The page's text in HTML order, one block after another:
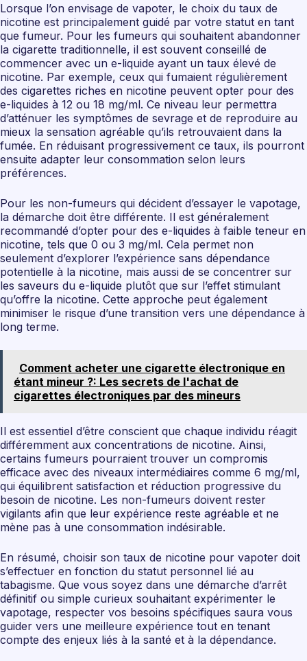
Lorsque l’on envisage de vapoter, le choix du taux de
nicotine est principalement guidé par votre statut en tant
que fumeur. Pour les fumeurs qui souhaitent abandonner
la cigarette traditionnelle, il est souvent conseillé de
commencer avec un e-liquide ayant un taux élevé de
nicotine. Par exemple, ceux qui fumaient régulièrement
des cigarettes riches en nicotine peuvent opter pour des
e-liquides à 12 ou 18 mg/ml. Ce niveau leur permettra
d’atténuer les symptômes de sevrage et de reproduire au
mieux la sensation agréable qu’ils retrouvaient dans la
fumée. En réduisant progressivement ce taux, ils pourront
ensuite adapter leur consommation selon leurs
préférences.
Pour les non-fumeurs qui décident d’essayer le vapotage,
la démarche doit être différente. Il est généralement
recommandé d’opter pour des e-liquides à faible teneur en
nicotine, tels que 0 ou 3 mg/ml. Cela permet non
seulement d’explorer l’expérience sans dépendance
potentielle à la nicotine, mais aussi de se concentrer sur
les saveurs du e-liquide plutôt que sur l’effet stimulant
qu’offre la nicotine. Cette approche peut également
minimiser le risque d’une transition vers une dépendance à
long terme.
Comment acheter une cigarette électronique en
étant mineur ?: Les secrets de l'achat de
cigarettes électroniques par des mineurs
Il est essentiel d’être conscient que chaque individu réagit
différemment aux concentrations de nicotine. Ainsi,
certains fumeurs pourraient trouver un compromis
efficace avec des niveaux intermédiaires comme 6 mg/ml,
qui équilibrent satisfaction et réduction progressive du
besoin de nicotine. Les non-fumeurs doivent rester
vigilants afin que leur expérience reste agréable et ne
mène pas à une consommation indésirable.
En résumé, choisir son taux de nicotine pour vapoter doit
s’effectuer en fonction du statut personnel lié au
tabagisme. Que vous soyez dans une démarche d’arrêt
définitif ou simple curieux souhaitant expérimenter le
vapotage, respecter vos besoins spécifiques saura vous
guider vers une meilleure expérience tout en tenant
compte des enjeux liés à la santé et à la dépendance.